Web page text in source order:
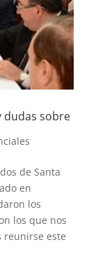
dudas sobre
de Santa
en
los
los que nos
reunirse este